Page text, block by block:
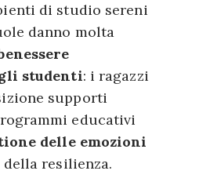
di studio sereni
danno molta
studenti: i ragazzi
supporti
educativi
delle emozioni
resilienza.